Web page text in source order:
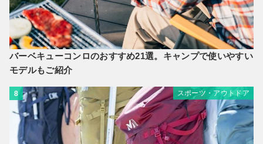
バーベキューコンロのおすすめ21選。キャンプで使いやすい
モデルもご紹介
8 スポーツ・アウトドア